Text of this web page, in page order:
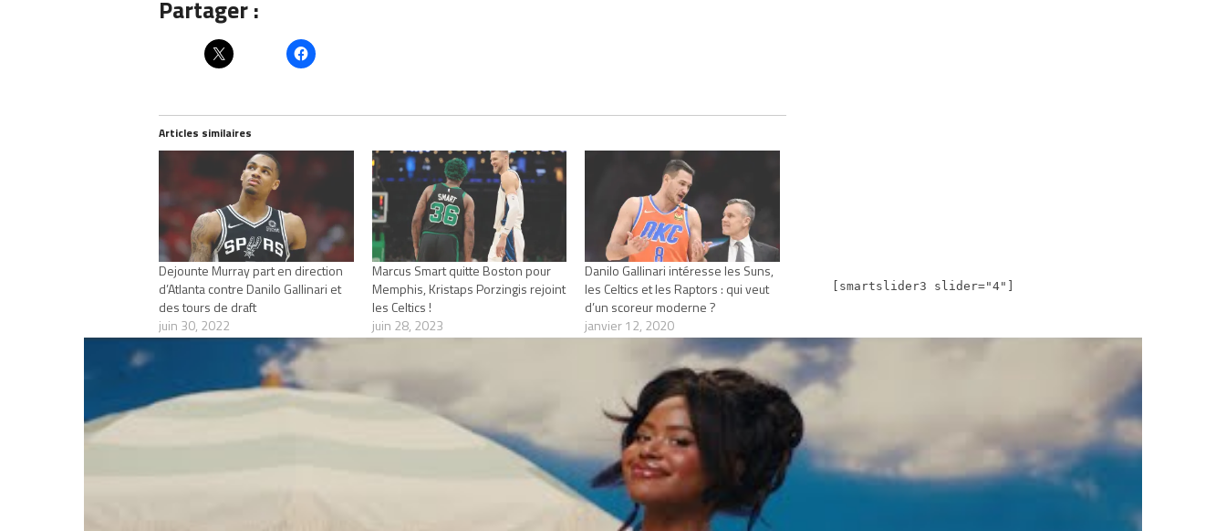
Partager :
Articles similaires
Dejounte Murray part en direction
d’Atlanta contre Danilo Gallinari et
des tours de draft
juin 30, 2022
Dans "Actualités"
Marcus Smart quitte Boston pour
Memphis, Kristaps Porzingis rejoint
les Celtics !
juin 28, 2023
Dans "Actualités"
Danilo Gallinari intéresse les Suns,
les Celtics et les Raptors : qui veut
d’un scoreur moderne ?
janvier 12, 2020
Dans "Actualités"
RELATED TOPICS CELITCS DANILO GALLINARI
[smartslider3 slider="4"]